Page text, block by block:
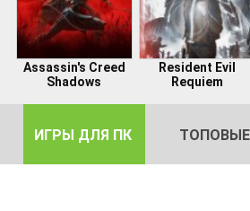
Assassin's Creed
Shadows
Resident Evil
Requiem
ИГРЫ ДЛЯ ПК